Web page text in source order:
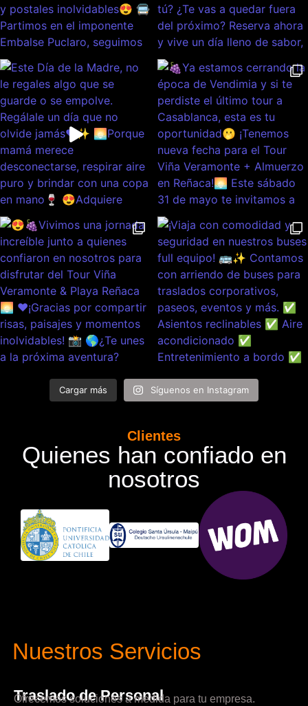
Cargar más Síguenos en Instagram
Clientes
Quienes han confiado en
nosotros
Nuestros Servicios
Traslado de Personal
Ofrecemos soluciones a medida para tu empresa.